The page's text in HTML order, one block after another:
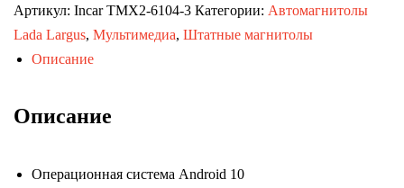
Автомагнитола
Mitsubishi
Pajero-
(MAXIMUM
6104-
Артикул: Incar TMX2-6104-3 Категории: Автомагнитолы
Lada Largus, Мультимедиа, Штатные магнитолы
Описание
Описание
Операционная система Android 10